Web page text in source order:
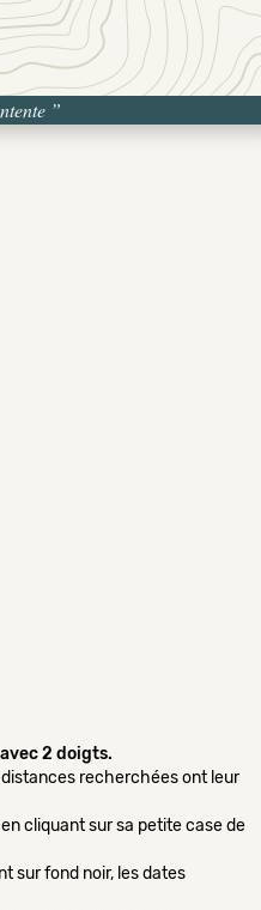
”
2 doigts.
recherchées ont leur
cliquant sur sa petite case de
sur fond noir, les dates